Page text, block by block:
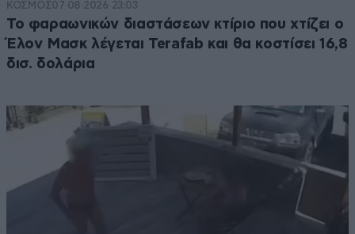
ΚΟΣΜΟΣ07·08·2026 23:03
Το φαραωνικών διαστάσεων κτίριο που χτίζει ο
Έλον Μασκ λέγεται Terafab και θα κοστίσει 16,8
δισ. δολάρια